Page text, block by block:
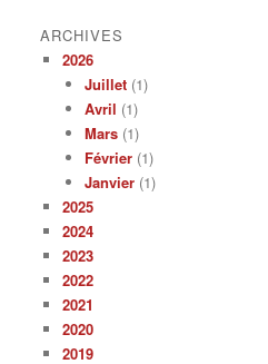
ARCHIVES
2026
Juillet (1)
Avril (1)
Mars (1)
Février (1)
Janvier (1)
2025
2024
2023
2022
2021
2020
2019